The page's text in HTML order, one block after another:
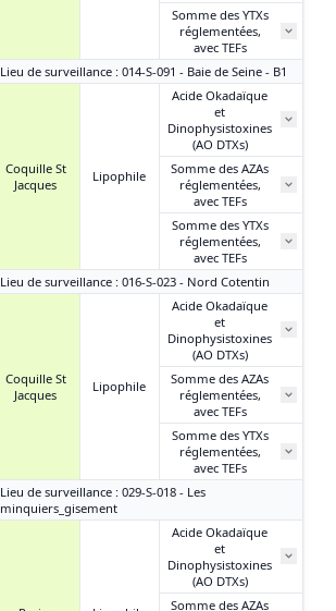
Somme des YTXs
réglementées,
avec TEFs
Lieu de surveillance : 014-S-091 - Baie de Seine - B1
Coquille St
Jacques
Lipophile
Acide Okadaïque
et
Dinophysistoxines
(AO DTXs)
Somme des AZAs
réglementées,
avec TEFs
Somme des YTXs
réglementées,
avec TEFs
Lieu de surveillance : 016-S-023 - Nord Cotentin
Coquille St
Jacques
Lipophile
Acide Okadaïque
et
Dinophysistoxines
(AO DTXs)
Somme des AZAs
réglementées,
avec TEFs
Somme des YTXs
réglementées,
avec TEFs
Lieu de surveillance : 029-S-018 - Les
minquiers_gisement
Acide Okadaïque
et
Dinophysistoxines
(AO DTXs)
Somme des AZAs